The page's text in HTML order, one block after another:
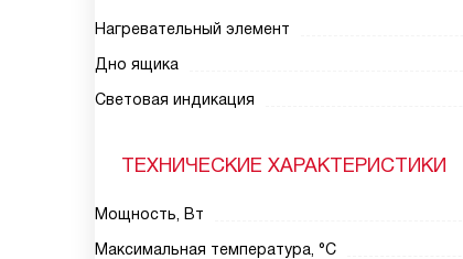
Нагревательный элемент
Дно ящика
Световая индикация
ТЕХНИЧЕСКИЕ ХАРАКТЕРИСТИКИ
Мощность, Вт
Максимальная температура, °С